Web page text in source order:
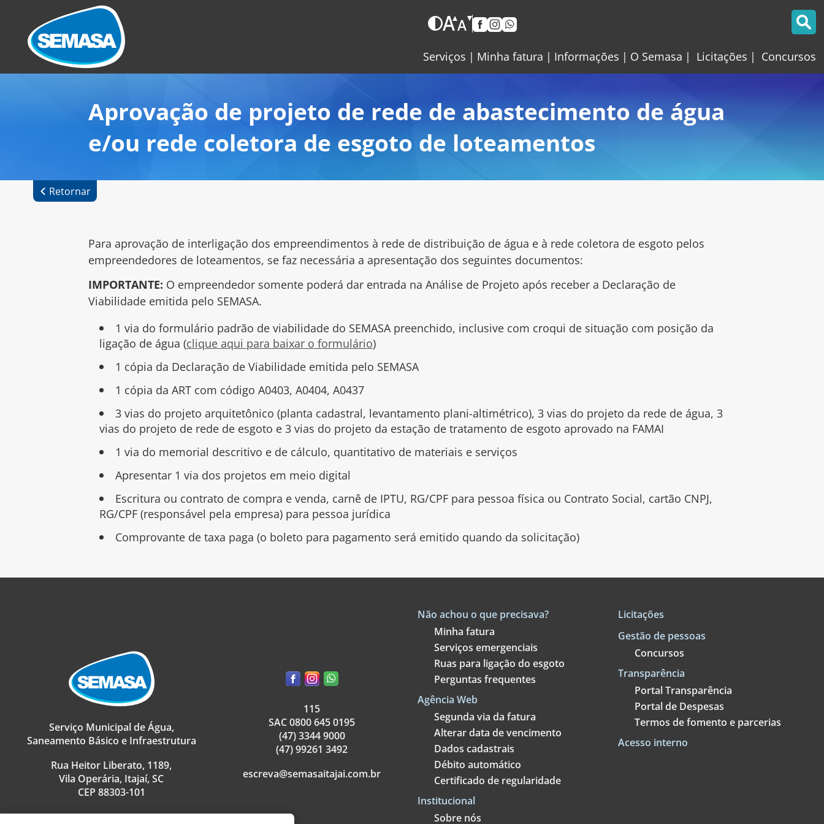
Serviços Minha fatura Informações O Semasa Licitações Concursos
Aprovação de projeto de rede de abastecimento de água
e/ou rede coletora de esgoto de loteamentos
Retornar
Para aprovação de interligação dos empreendimentos à rede de distribuição de água e à rede coletora de esgoto pelos
empreendedores de loteamentos, se faz necessária a apresentação dos seguintes documentos:
IMPORTANTE: O empreendedor somente poderá dar entrada na Análise de Projeto após receber a Declaração de
Viabilidade emitida pelo SEMASA.
1 via do formulário padrão de viabilidade do SEMASA preenchido, inclusive com croqui de situação com posição da
ligação de água (clique aqui para baixar o formulário)
1 cópia da Declaração de Viabilidade emitida pelo SEMASA
1 cópia da ART com código A0403, A0404, A0437
3 vias do projeto arquitetônico (planta cadastral, levantamento plani-altimétrico), 3 vias do projeto da rede de água, 3
vias do projeto de rede de esgoto e 3 vias do projeto da estação de tratamento de esgoto aprovado na FAMAI
1 via do memorial descritivo e de cálculo, quantitativo de materiais e serviços
Apresentar 1 via dos projetos em meio digital
Escritura ou contrato de compra e venda, carnê de IPTU, RG/CPF para pessoa física ou Contrato Social, cartão CNPJ,
RG/CPF (responsável pela empresa) para pessoa jurídica
Comprovante de taxa paga (o boleto para pagamento será emitido quando da solicitação)
Serviço Municipal de Água,
Saneamento Básico e Infraestrutura
Rua Heitor Liberato, 1189,
Vila Operária, Itajaí, SC
CEP 88303-101
115
SAC 0800 645 0195
(47) 3344 9000
(47) 99261 3492
escreva@semasaitajai.com.br
Não achou o que precisava?
Minha fatura
Serviços emergenciais
Ruas para ligação do esgoto
Perguntas frequentes
Agência Web
Segunda via da fatura
Alterar data de vencimento
Dados cadastrais
Débito automático
Certificado de regularidade
Institucional
Sobre nós
Licitações
Gestão de pessoas
Concursos
Transparência
Portal Transparência
Portal de Despesas
Termos de fomento e parcerias
Acesso interno